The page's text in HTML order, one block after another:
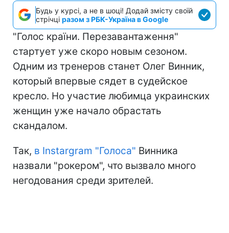
Будь у курсі, а не в шоці! Додай змісту своїй
стрічці разом з РБК-Україна в Google
"Голос країни. Перезавантаження"
стартует уже скоро новым сезоном.
Одним из тренеров станет Олег Винник,
который впервые сядет в судейское
кресло. Но участие любимца украинских
женщин уже начало обрастать
скандалом.
Так, в Instargram "Голоса" Винника
назвали "рокером", что вызвало много
негодования среди зрителей.